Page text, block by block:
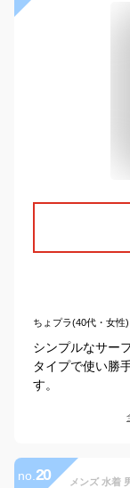
ちょプラ(40代・女性)
シンプルなサー
タイプで使い勝
す。
no. 20